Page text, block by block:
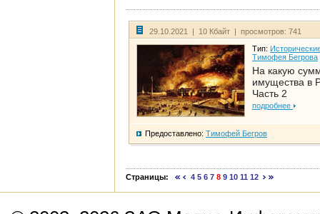
29.10.2021 | 10 Кбайт | просмотров: 741
Тип:
Тимофея Бегрова
На какую
имущества в
Часть 2
подробнее
Предоставлено: Тимофей Бегров
Страницы: 4 5 6 7 8 9 10 11 12